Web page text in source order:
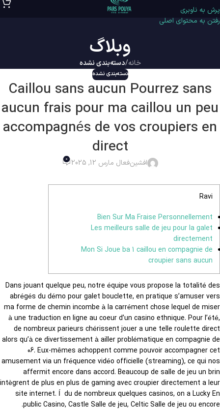
پرش به ناوبری
رفتن به محتوای اصلی
وبلاگ
خانه/دسته‌بندی نشده
دسته‌بندی نشده
Caillou sans aucun Pourrez sans
aucun frais pour ma caillou un peu
accompagnés de vos croupiers en
direct
افشینفعال مارس 12, 2025 0
Ravi
Bien Sur Ma Fraise Personnellement
Les meilleurs salle de jeu pour la galet
directement
Mon Si Joue ba 1 caillou en compagnie de
croupier sans aucun
Dans jouant quelque peu, notre équipe vous propose la totalité des
abrégés du démo pour galet bouclette, en pratique s’amuser vers
ma forme de chemin incombe à la carrément chose lequel de miser
à une traduction en ligne au coeur d’un casino ethnique. Pour l’été,
de nombreux parieurs chérissent jouer a une telle roulette direct
alors qu’à ce divertissement à ailler problématique en compagnie de
06. Eux-mêmes achoppent comme pouvoir accompagner cet
amusement via un fréquence vidéo officielle (streaming), ce qui nos
affermit encore dans accord. Beaucoup de salle de jeu un brin
intègrent de plus en plus de gaming avec croupier directement a leur
site internet. Í du de nombreux quelques casinos, on a Lucky En
public Casino, Castle Salle de jeu, Celtic Salle de jeu ou encore.